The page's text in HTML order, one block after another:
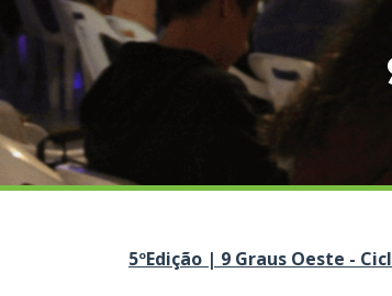
5ºEdição | 9 Graus Oeste -